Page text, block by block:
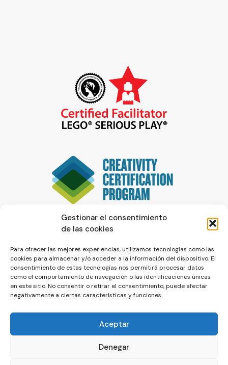
Gestionar el consentimiento
de las cookies
Para ofrecer las mejores experiencias, utilizamos tecnologías como las
cookies para almacenar y/o acceder a la información del dispositivo. El
consentimiento de estas tecnologías nos permitirá procesar datos
como el comportamiento de navegación o las identificaciones únicas
en este sitio. No consentir o retirar el consentimiento, puede afectar
negativamente a ciertas características y funciones.
Aceptar
Denegar